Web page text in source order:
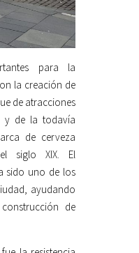
para la
la creación de
de atracciones
y de la todavía
de cerveza
siglo XIX. El
sido uno de los
ayudando
de